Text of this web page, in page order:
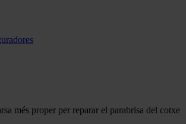
més proper per reparar el parabrisa del cotxe